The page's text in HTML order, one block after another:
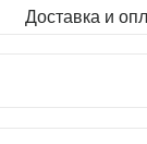
Доставка и